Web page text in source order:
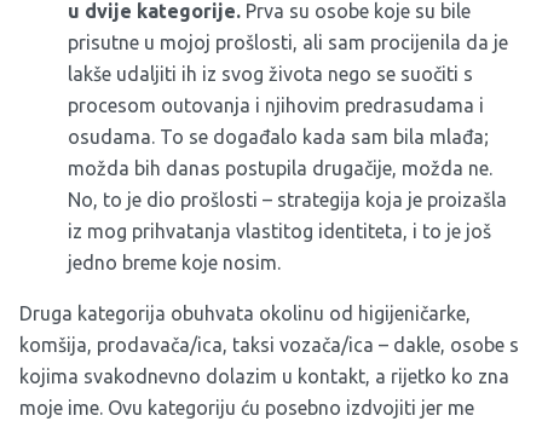
u dvije kategorije. Prva su osobe koje su bile
prisutne u mojoj prošlosti, ali sam procijenila da je
lakše udaljiti ih iz svog života nego se suočiti s
procesom outovanja i njihovim predrasudama i
osudama. To se događalo kada sam bila mlađa;
možda bih danas postupila drugačije, možda ne.
No, to je dio prošlosti – strategija koja je proizašla
iz mog prihvatanja vlastitog identiteta, i to je još
jedno breme koje nosim.
Druga kategorija obuhvata okolinu od higijeničarke,
komšija, prodavača/ica, taksi vozača/ica – dakle, osobe s
kojima svakodnevno dolazim u kontakt, a rijetko ko zna
moje ime. Ovu kategoriju ću posebno izdvojiti jer me